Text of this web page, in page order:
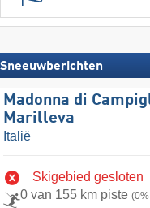
Sneeuwberichten
Madonna di
Marilleva
Italië
Skigebied gesloten
0 van 155 km piste